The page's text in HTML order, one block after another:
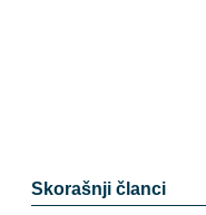
Skorašnji članci